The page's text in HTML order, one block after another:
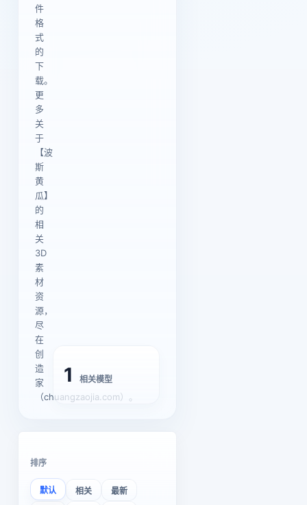
件
格
式
的
下
载。
更
多
关
于
【波
斯
黄
瓜】
的
相
关
3D
素
材
资
源，
尽
在
创
造
家
（chuangzaojia.com）。
1 相关模型
排序
默认 相关 最新